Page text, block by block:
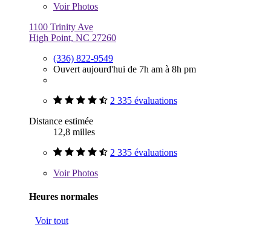
VoirPhotos
1100 Trinity Ave
High Point, NC 27260
(336) 822-9549
Ouvert aujourd'hui de 7h am à 8h pm
2 335 évaluations
Distance estimée
12,8 milles
2 335 évaluations
VoirPhotos
Heures normales
Voir tout